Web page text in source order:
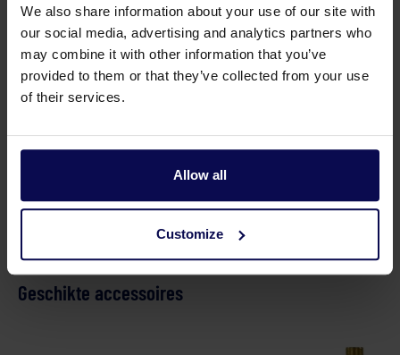
We also share information about your use of our site with
our social media, advertising and analytics partners who
may combine it with other information that you’ve
provided to them or that they’ve collected from your use
of their services.
Allow all
Customize
Type
Galax 200/17
Verkoopeenheid
st
Vermogen
Elektrisch (draad)
Geschikte accessoires